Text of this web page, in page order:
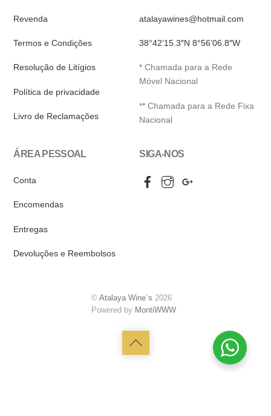
Revenda
Termos e Condições
Resolução de Litígios
Política de privacidade
Livro de Reclamações
atalayawines@hotmail.com
38°42’15.3″N 8°56’06.8″W
* Chamada para a Rede
Móvel Nacional
** Chamada para a Rede Fixa
Nacional
ÁREA PESSOAL
Conta
Encomendas
Entregas
Devoluções e Reembolsos
SIGA-NOS
FacebookInstagram
Back
©Atalaya Wine´s 2026
Powered by MontiWWW